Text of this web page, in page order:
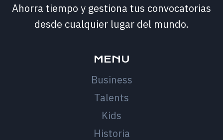
Ahorra tiempo y gestiona tus convocatorias
desde cualquier lugar del mundo.
MENU
Business
Talents
Kids
Historia